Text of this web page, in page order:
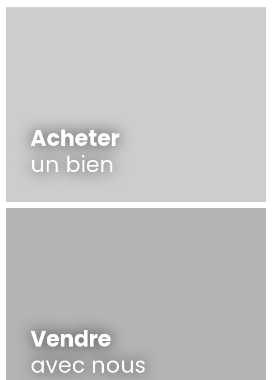
Acheter
un bien
Vendre
avec nous